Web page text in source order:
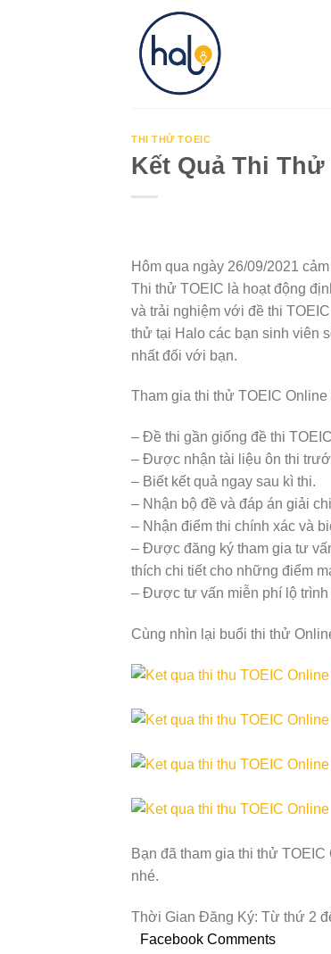
THI THỬ TOEIC
Kết Quả Thi Thử
Hôm qua ngày 26/09/2021
Thi thử TOEIC là hoạt động
và trải nghiệm với đề thi
thử tại Halo các bạn sinh viên
nhất đối với bạn.
Tham gia thi thử TOEIC
– Đề thi gần giống đề thi
– Được nhận tài liệu ôn thi
– Biết kết quả ngay sau kì thi.
– Nhận bộ đề và đáp án giải
– Nhận điểm thi chính xác và
– Được đăng ký tham gia tư
thích chi tiết cho những điểm
– Được tư vấn miễn phí lộ trình
Cùng nhìn lại buổi thi thử
Bạn đã tham gia thi thử
nhé.
Thời Gian Đăng Ký: Từ thứ 2
Facebook Comments